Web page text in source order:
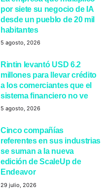
por siete su negocio de IA
desde un pueblo de 20 mil
habitantes
5 agosto, 2026
Rintin levantó USD 6.2
millones para llevar crédito
a los comerciantes que el
sistema financiero no ve
5 agosto, 2026
Cinco compañías
referentes en sus industrias
se suman a la nueva
edición de ScaleUp de
Endeavor
29 julio, 2026